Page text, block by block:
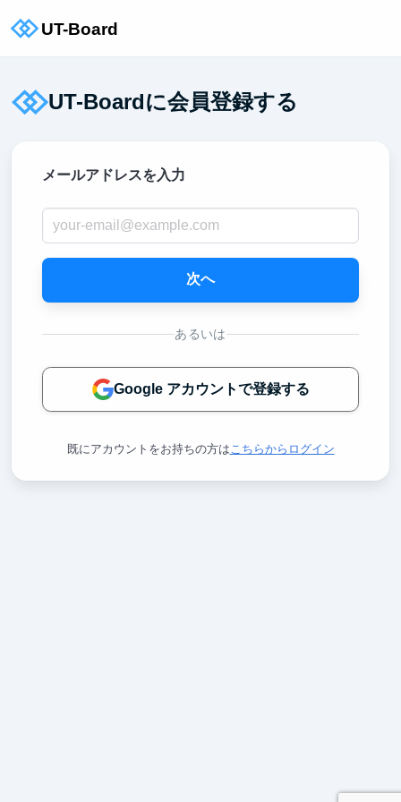
UT-Boardに会員登録する
メールアドレスを入力
次へ
あるいは
Google アカウントで登録する
既にアカウントをお持ちの方は こちらからログイン